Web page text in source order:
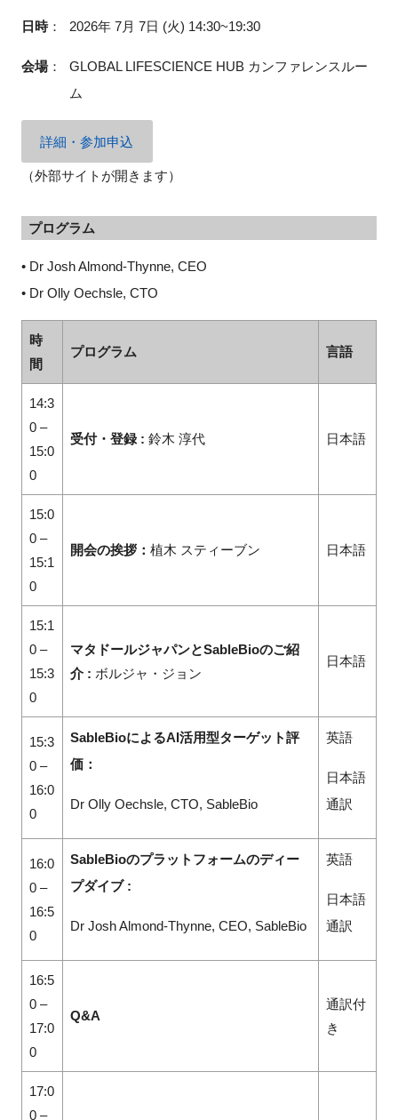
日時： 2026年 7月 7日 (火) 14:30~19:30
会場：
GLOBAL LIFESCIENCE HUB カンファレンスルー
ム
詳細・参加申込
（外部サイトが開きます）
プログラム
• Dr Josh Almond-Thynne, CEO
• Dr Olly Oechsle, CTO
時
間
プログラム 言語
14:3
0 –
15:0
0
受付・登録 : 鈴木 淳代 日本語
15:0
0 –
15:1
0
開会の挨拶： 植木 スティーブン 日本語
15:1
0 –
15:3
0
マタドールジャパンとSableBioのご紹
介 : ボルジャ・ジョン
日本語
15:3
0 –
16:0
0
SableBioによるAI活用型ターゲット評
価：
Dr Olly Oechsle, CTO, SableBio
英語
日本語
通訳
16:0
0 –
16:5
0
SableBioのプラットフォームのディー
プダイブ :
Dr Josh Almond-Thynne, CEO, SableBio
英語
日本語
通訳
16:5
0 –
17:0
0
Q&A
通訳付
き
17:0
0 –